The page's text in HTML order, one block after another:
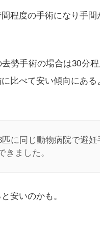
程度の手術になり手
勢手術の場合は30分
比べて安い傾向にある
に同じ動物病院で避
きました。
安いのかも。